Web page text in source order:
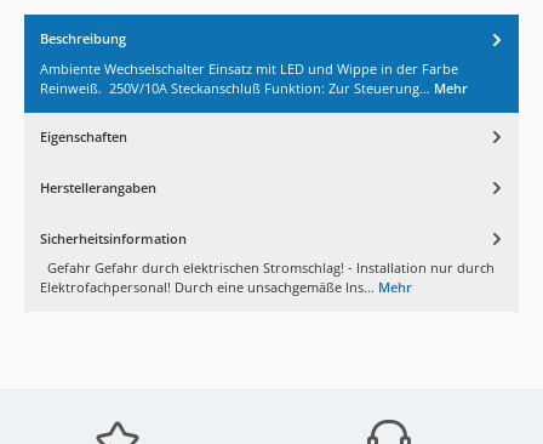
Beschreibung
Ambiente Wechselschalter Einsatz mit LED und Wippe in der Farbe
Reinweiß. 250V/10A Steckanschluß Funktion: Zur Steuerung… Mehr
Eigenschaften
Herstellerangaben
Sicherheitsinformation
Gefahr Gefahr durch elektrischen Stromschlag! - Installation nur durch
Elektrofachpersonal! Durch eine unsachgemäße Ins... Mehr